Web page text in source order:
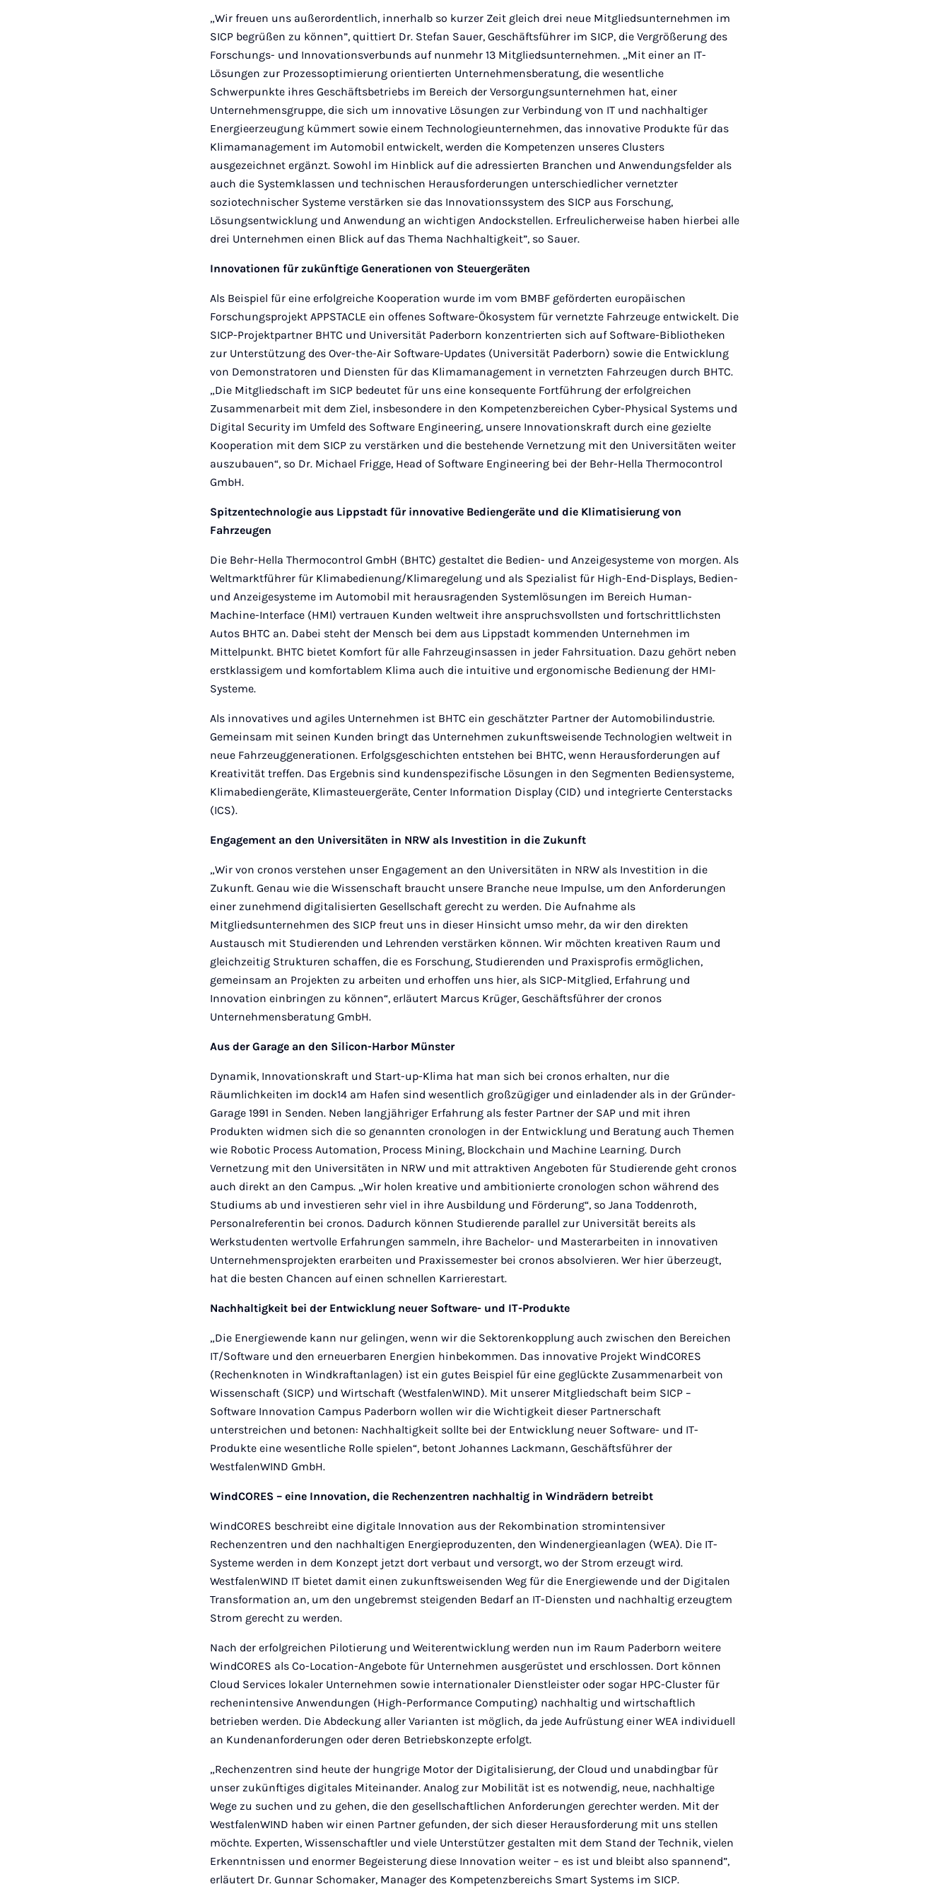
„Wir freuen uns außerordentlich, innerhalb so kurzer Zeit gleich drei neue Mitgliedsunternehmen im
SICP begrüßen zu können”, quittiert Dr. Stefan Sauer, Geschäftsführer im SICP, die Vergrößerung des
Forschungs- und Innovationsverbunds auf nunmehr 13 Mitgliedsunternehmen. „Mit einer an IT-
Lösungen zur Prozessoptimierung orientierten Unternehmensberatung, die wesentliche
Schwerpunkte ihres Geschäftsbetriebs im Bereich der Versorgungsunternehmen hat, einer
Unternehmensgruppe, die sich um innovative Lösungen zur Verbindung von IT und nachhaltiger
Energieerzeugung kümmert sowie einem Technologieunternehmen, das innovative Produkte für das
Klimamanagement im Automobil entwickelt, werden die Kompetenzen unseres Clusters
ausgezeichnet ergänzt. Sowohl im Hinblick auf die adressierten Branchen und Anwendungsfelder als
auch die Systemklassen und technischen Herausforderungen unterschiedlicher vernetzter
soziotechnischer Systeme verstärken sie das Innovationssystem des SICP aus Forschung,
Lösungsentwicklung und Anwendung an wichtigen Andockstellen. Erfreulicherweise haben hierbei alle
drei Unternehmen einen Blick auf das Thema Nachhaltigkeit”, so Sauer.
Innovationen für zukünftige Generationen von Steuergeräten
Als Beispiel für eine erfolgreiche Kooperation wurde im vom BMBF geförderten europäischen
Forschungsprojekt APPSTACLE ein offenes Software-Ökosystem für vernetzte Fahrzeuge entwickelt. Die
SICP-Projektpartner BHTC und Universität Paderborn konzentrierten sich auf Software-Bibliotheken
zur Unterstützung des Over-the-Air Software-Updates (Universität Paderborn) sowie die Entwicklung
von Demonstratoren und Diensten für das Klimamanagement in vernetzten Fahrzeugen durch BHTC.
„Die Mitgliedschaft im SICP bedeutet für uns eine konsequente Fortführung der erfolgreichen
Zusammenarbeit mit dem Ziel, insbesondere in den Kompetenzbereichen Cyber-Physical Systems und
Digital Security im Umfeld des Software Engineering, unsere Innovationskraft durch eine gezielte
Kooperation mit dem SICP zu verstärken und die bestehende Vernetzung mit den Universitäten weiter
auszubauen“, so Dr. Michael Frigge, Head of Software Engineering bei der Behr-Hella Thermocontrol
GmbH.
Spitzentechnologie aus Lippstadt für innovative Bediengeräte und die Klimatisierung von
Fahrzeugen
Die Behr-Hella Thermocontrol GmbH (BHTC) gestaltet die Bedien- und Anzeigesysteme von morgen. Als
Weltmarktführer für Klimabedienung/Klimaregelung und als Spezialist für High-End-Displays, Bedien-
und Anzeigesysteme im Automobil mit herausragenden Systemlösungen im Bereich Human-
Machine-Interface (HMI) vertrauen Kunden weltweit ihre anspruchsvollsten und fortschrittlichsten
Autos BHTC an. Dabei steht der Mensch bei dem aus Lippstadt kommenden Unternehmen im
Mittelpunkt. BHTC bietet Komfort für alle Fahrzeuginsassen in jeder Fahrsituation. Dazu gehört neben
erstklassigem und komfortablem Klima auch die intuitive und ergonomische Bedienung der HMI-
Systeme.
Als innovatives und agiles Unternehmen ist BHTC ein geschätzter Partner der Automobilindustrie.
Gemeinsam mit seinen Kunden bringt das Unternehmen zukunftsweisende Technologien weltweit in
neue Fahrzeuggenerationen. Erfolgsgeschichten entstehen bei BHTC, wenn Herausforderungen auf
Kreativität treffen. Das Ergebnis sind kundenspezifische Lösungen in den Segmenten Bediensysteme,
Klimabediengeräte, Klimasteuergeräte, Center Information Display (CID) und integrierte Centerstacks
(ICS).
Engagement an den Universitäten in NRW als Investition in die Zukunft
„Wir von cronos verstehen unser Engagement an den Universitäten in NRW als Investition in die
Zukunft. Genau wie die Wissenschaft braucht unsere Branche neue Impulse, um den Anforderungen
einer zunehmend digitalisierten Gesellschaft gerecht zu werden. Die Aufnahme als
Mitgliedsunternehmen des SICP freut uns in dieser Hinsicht umso mehr, da wir den direkten
Austausch mit Studierenden und Lehrenden verstärken können. Wir möchten kreativen Raum und
gleichzeitig Strukturen schaffen, die es Forschung, Studierenden und Praxisprofis ermöglichen,
gemeinsam an Projekten zu arbeiten und erhoffen uns hier, als SICP-Mitglied, Erfahrung und
Innovation einbringen zu können“, erläutert Marcus Krüger, Geschäftsführer der cronos
Unternehmensberatung GmbH.
Aus der Garage an den Silicon-Harbor Münster
Dynamik, Innovationskraft und Start-up-Klima hat man sich bei cronos erhalten, nur die
Räumlichkeiten im dock14 am Hafen sind wesentlich großzügiger und einladender als in der Gründer-
Garage 1991 in Senden. Neben langjähriger Erfahrung als fester Partner der SAP und mit ihren
Produkten widmen sich die so genannten cronologen in der Entwicklung und Beratung auch Themen
wie Robotic Process Automation, Process Mining, Blockchain und Machine Learning. Durch
Vernetzung mit den Universitäten in NRW und mit attraktiven Angeboten für Studierende geht cronos
auch direkt an den Campus. „Wir holen kreative und ambitionierte cronologen schon während des
Studiums ab und investieren sehr viel in ihre Ausbildung und Förderung“, so Jana Toddenroth,
Personalreferentin bei cronos. Dadurch können Studierende parallel zur Universität bereits als
Werkstudenten wertvolle Erfahrungen sammeln, ihre Bachelor- und Masterarbeiten in innovativen
Unternehmensprojekten erarbeiten und Praxissemester bei cronos absolvieren. Wer hier überzeugt,
hat die besten Chancen auf einen schnellen Karrierestart.
Nachhaltigkeit bei der Entwicklung neuer Software- und IT-Produkte
„Die Energiewende kann nur gelingen, wenn wir die Sektorenkopplung auch zwischen den Bereichen
IT/Software und den erneuerbaren Energien hinbekommen. Das innovative Projekt WindCORES
(Rechenknoten in Windkraftanlagen) ist ein gutes Beispiel für eine geglückte Zusammenarbeit von
Wissenschaft (SICP) und Wirtschaft (WestfalenWIND). Mit unserer Mitgliedschaft beim SICP –
Software Innovation Campus Paderborn wollen wir die Wichtigkeit dieser Partnerschaft
unterstreichen und betonen: Nachhaltigkeit sollte bei der Entwicklung neuer Software- und IT-
Produkte eine wesentliche Rolle spielen“, betont Johannes Lackmann, Geschäftsführer der
WestfalenWIND GmbH.
WindCORES – eine Innovation, die Rechenzentren nachhaltig in Windrädern betreibt
WindCORES beschreibt eine digitale Innovation aus der Rekombination stromintensiver
Rechenzentren und den nachhaltigen Energieproduzenten, den Windenergieanlagen (WEA). Die IT-
Systeme werden in dem Konzept jetzt dort verbaut und versorgt, wo der Strom erzeugt wird.
WestfalenWIND IT bietet damit einen zukunftsweisenden Weg für die Energiewende und der Digitalen
Transformation an, um den ungebremst steigenden Bedarf an IT-Diensten und nachhaltig erzeugtem
Strom gerecht zu werden.
Nach der erfolgreichen Pilotierung und Weiterentwicklung werden nun im Raum Paderborn weitere
WindCORES als Co-Location-Angebote für Unternehmen ausgerüstet und erschlossen. Dort können
Cloud Services lokaler Unternehmen sowie internationaler Dienstleister oder sogar HPC-Cluster für
rechenintensive Anwendungen (High-Performance Computing) nachhaltig und wirtschaftlich
betrieben werden. Die Abdeckung aller Varianten ist möglich, da jede Aufrüstung einer WEA individuell
an Kundenanforderungen oder deren Betriebskonzepte erfolgt.
„Rechenzentren sind heute der hungrige Motor der Digitalisierung, der Cloud und unabdingbar für
unser zukünftiges digitales Miteinander. Analog zur Mobilität ist es notwendig, neue, nachhaltige
Wege zu suchen und zu gehen, die den gesellschaftlichen Anforderungen gerechter werden. Mit der
WestfalenWIND haben wir einen Partner gefunden, der sich dieser Herausforderung mit uns stellen
möchte. Experten, Wissenschaftler und viele Unterstützer gestalten mit dem Stand der Technik, vielen
Erkenntnissen und enormer Begeisterung diese Innovation weiter – es ist und bleibt also spannend”,
erläutert Dr. Gunnar Schomaker, Manager des Kompetenzbereichs Smart Systems im SICP.